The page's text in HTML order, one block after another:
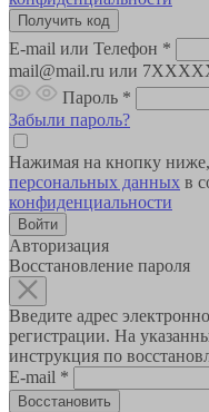
E-mail или Телефон *
mail@mail.ru или
Пароль *
Забыли пароль?
Нажимая на кнопку
персональных данных в
конфиденциальности
Авторизация
Восстановление пароля
Введите адрес
регистрации. На
инструкция по
E-mail *